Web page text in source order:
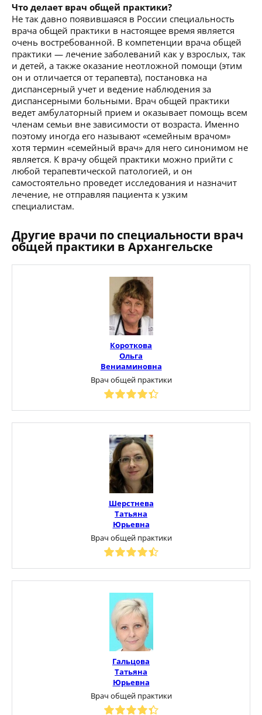
Что делает врач общей практики?
Не так давно появившаяся в России специальность
врача общей практики в настоящее время является
очень востребованной. В компетенции врача общей
практики — лечение заболеваний как у взрослых, так
и детей, а также оказание неотложной помощи (этим
он и отличается от терапевта), постановка на
диспансерный учет и ведение наблюдения за
диспансерными больными. Врач общей практики
ведет амбулаторный прием и оказывает помощь всем
членам семьи вне зависимости от возраста. Именно
поэтому иногда его называют «семейным врачом»
хотя термин «семейный врач» для него синонимом не
является. К врачу общей практики можно прийти с
любой терапевтической патологией, и он
самостоятельно проведет исследования и назначит
лечение, не отправляя пациента к узким
специалистам.
Другие врачи по специальности врач
общей практики в Архангельске
Короткова
Ольга
Вениаминовна
Врач общей практики
Шерстнева
Татьяна
Юрьевна
Врач общей практики
Гальцова
Татьяна
Юрьевна
Врач общей практики